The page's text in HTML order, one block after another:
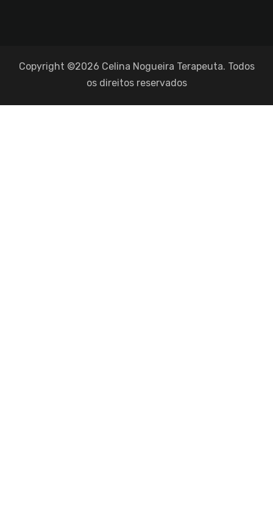
Copyright ©2026 Celina Nogueira Terapeuta. Todos
os direitos reservados